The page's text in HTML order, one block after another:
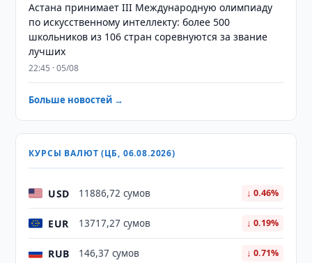
Астана принимает III Международную олимпиаду
по искусственному интеллекту: более 500
школьников из 106 стран соревнуются за звание
лучших
22:45 · 05/08
Больше новостей →
КУРСЫ ВАЛЮТ (ЦБ, 06.08.2026)
USD 11886,72 сумов ↓ 0.46%
EUR 13717,27 сумов ↓ 0.19%
RUB 146,37 сумов ↓ 0.71%